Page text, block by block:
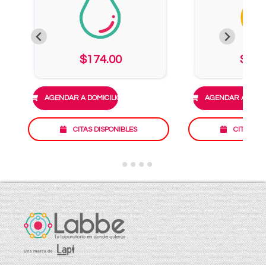
$174.00
AGENDAR A DOMICILIO
CITAS DISPONIBLES
AGENDAR A
CITAS